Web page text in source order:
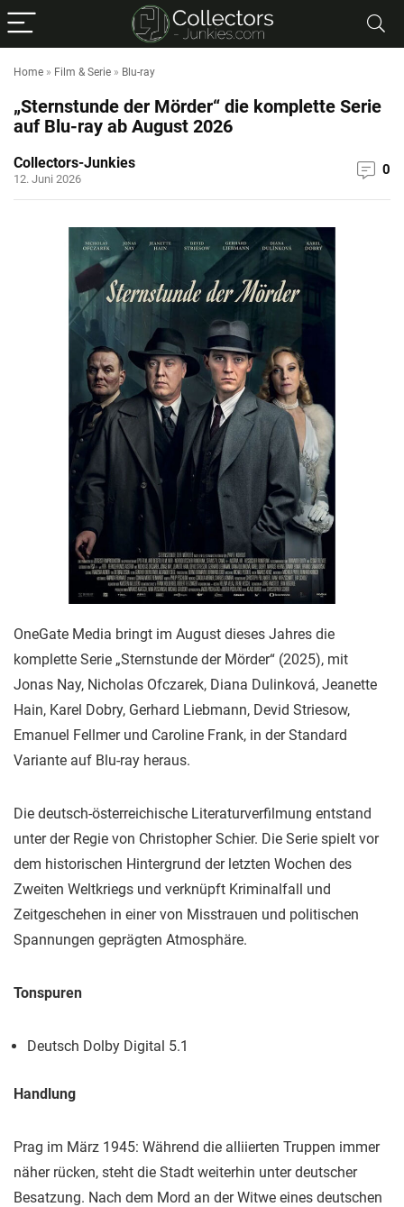
Home » Film & Serie » Blu-ray
„Sternstunde der Mörder“ die komplette Serie
auf Blu-ray ab August 2026
Collectors-Junkies
12. Juni 2026
0
OneGate Media bringt im August dieses Jahres die
komplette Serie „Sternstunde der Mörder“ (2025), mit
Jonas Nay, Nicholas Ofczarek, Diana Dulinková, Jeanette
Hain, Karel Dobry, Gerhard Liebmann, Devid Striesow,
Emanuel Fellmer und Caroline Frank, in der Standard
Variante auf Blu-ray heraus.
Die deutsch-österreichische Literaturverfilmung entstand
unter der Regie von Christopher Schier. Die Serie spielt vor
dem historischen Hintergrund der letzten Wochen des
Zweiten Weltkriegs und verknüpft Kriminalfall und
Zeitgeschehen in einer von Misstrauen und politischen
Spannungen geprägten Atmosphäre.
Tonspuren
Deutsch Dolby Digital 5.1
Handlung
Prag im März 1945: Während die alliierten Truppen immer
näher rücken, steht die Stadt weiterhin unter deutscher
Besatzung. Nach dem Mord an der Witwe eines deutschen